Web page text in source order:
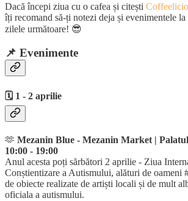
Dacă începi ziua cu o cafea și citești
îți recomand să-ți notezi deja și evenimentele
zilele următoare! 😎
📌 Evenimente
🗓️ 1 - 2 aprilie
🫶 Mezanin Blue - Mezanin Market |
10:00 - 19:00
Anul acesta poți sărbători 2 aprilie - Ziua
Conștientizare a Autismului, alături de oameni
de obiecte realizate de artiști locali și de mult
oficiala a autismului.